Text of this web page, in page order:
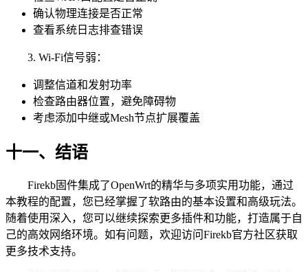
确认物理连接是否正常
查看系统日志排查错误
3. Wi-Fi信号弱：
调整信道和发射功率
检查路由器位置，避免障碍物
考虑添加中继或Mesh节点扩展覆盖
十一、结语
Firekb固件集成了OpenWrt的精华与多项实用功能，通过
本教程的配置，您已经掌握了软路由的基本设置和高级玩法。
随着使用深入，您可以继续探索更多插件和功能，打造属于自
己的高效网络环境。如有问题，欢迎访问Firekb官方社区获取
更多技术支持。